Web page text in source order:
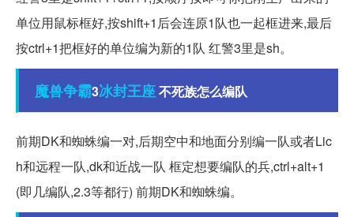
单位用鼠标框好,按shift+1后会连原1队也一起框进来,最后
按ctrl+1把框好的单位编为新的1队 红警3里是sh。
魔兽争霸3冰封王座不死族怎么编队
前期DK和蜘蛛编一对,后期空中和地面分别编一队或者Lic
h和远程一队,dk和近战一队 框定想要编队的兵,ctrl+alt+1
(即几编队,2.3等都行) 前期DK和蜘蛛编。